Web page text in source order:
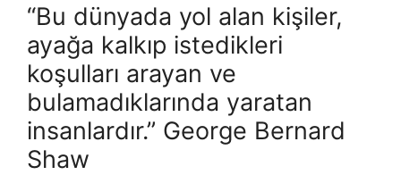
“Bu dünyada yol alan kişiler,
ayağa kalkıp istedikleri
koşulları arayan ve
bulamadıklarında yaratan
insanlardır.” George Bernard
Shaw